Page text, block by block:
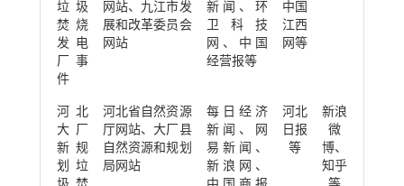
垃圾
焚烧
发电
厂事
件
网站、九江市发
展和改革委员会
网站
新闻、环
卫科技
网、中国
经营报等
中国
江西
网等
河北
大厂
新规
划垃
河北省自然资源
厅网站、大厂县
自然资源和规划
局网站
每日经济
新闻、网
易新闻、
新浪网、
河北
日报
等
新浪
微
博、
知乎